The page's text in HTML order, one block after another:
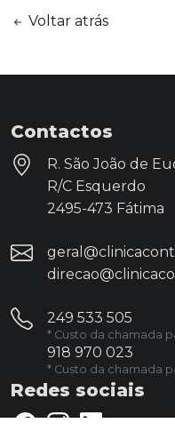
Voltar atrás
Contactos
R. São João de
R/C Esquerdo
2495-473 Fátima
249 533 505
* Custo da chamada
918 970 023
* Custo da chamada
Redes sociais